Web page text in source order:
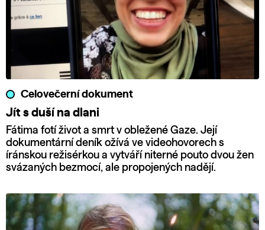
Celovečerní dokument
Jít s duší na dlani
Fátima fotí život a smrt v obležené Gaze. Její
dokumentární deník ožívá ve videohovorech s
íránskou režisérkou a vytváří niterné pouto dvou žen
svázaných bezmocí, ale propojených nadějí.